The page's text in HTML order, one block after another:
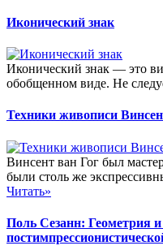
Иконический знак
Иконический знак — это
обобщенном виде. Не
Техники живописи
Винсент ван Гог был
были столь же
Читать»
Поль Сезанн: Геометрия